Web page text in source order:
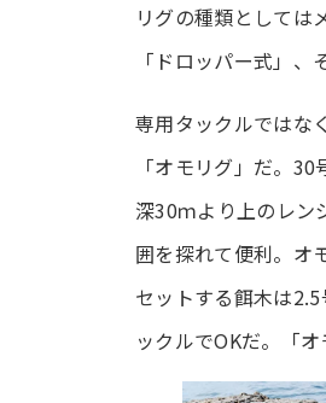
リグの種類としては
「ドロッパー式」
専用タックルではな
「オモリグ」だ。
深30ｍより上のレン
囲を探れて便利。オ
セットする餌木は
ックルでOKだ。「